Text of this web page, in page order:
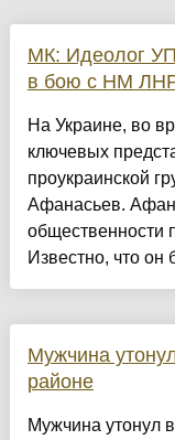
МК: Идеолог
в бою с НМ
На Украине, во
ключевых
проукраинской
Афанасьев.
общественности
Известно, что он
Мужчина
районе
Мужчина утонул